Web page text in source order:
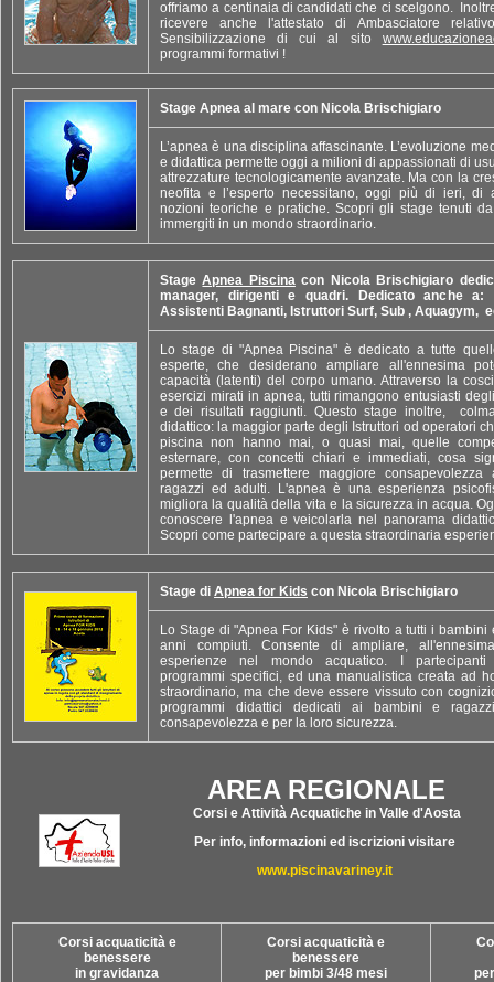
offriamo a centinaia di candidati che ci scelgono.
ricevere anche l'attestato di Ambasciatore
Sensibilizzazione di cui al sito
programmi formativi !
Stage Apnea al mare con Nicola Brischigiaro
L’apnea è una disciplina affascinante. L’evoluzione
e didattica permette oggi a milioni di appassionati di
attrezzature tecnologicamente avanzate. Ma con la
neofita e l’esperto necessitano, oggi più di ieri, di
nozioni teoriche e pratiche. Scopri gli stage tenuti
immergiti in un mondo straordinario.
StageApnea Piscinacon Nicola Brischigiaro
manager, dirigenti e quadri. Dedicato anche
Assistenti Bagnanti, Istruttori Surf, Sub , Aquagym,
Lo stage di "Apnea Piscina" è dedicato a tutte
esperte, che desiderano ampliare all'ennesima
capacità (latenti) del corpo umano. Attraverso la
esercizi mirati in apnea, tutti rimangono entusiasti
e dei risultati raggiunti. Questo stage inoltre,
didattico: la maggior parte degli Istruttori od operatori
piscina non hanno mai, o quasi mai, quelle
esternare, con concetti chiari e immediati, cosa
permette di trasmettere maggiore
ragazzi ed adulti. L'apnea è una esperienza
migliora la qualità della vita e la sicurezza in acqua.
conoscere l'apnea e veicolarla nel panorama
Scopri come partecipare a questa straordinaria
Stage di Apnea for Kids con Nicola Brischigiaro
Lo Stage di "Apnea For Kids" è rivolto a tutti i
anni compiuti. Consente di ampliare,
esperienze nel mondo acquatico. I partecipanti
programmi specifici, ed una manualistica creata ad
straordinario, ma che deve essere vissuto con
programmi didattici dedicati ai bambini e
consapevolezza e per la loro sicurezza.
AREA REGIONALE
Corsi e Attività Acquatiche in Valle d'Aosta
Per info, informazioni ed iscrizioni visitare
www.piscinavariney.it
Corsi acquaticità e
benessere
in gravidanza
Corsi acquaticità e
benessere
per bimbi 3/48 mesi